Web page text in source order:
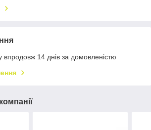
впродовж 14 днів за домовленістю